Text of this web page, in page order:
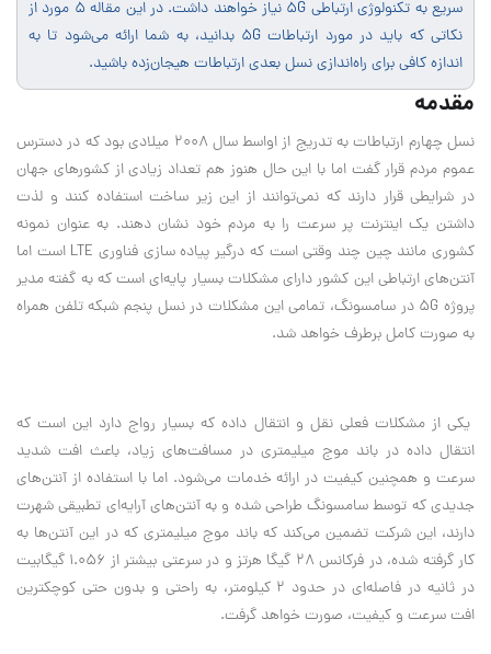
سریع به تکنولوژی ارتباطی 5G نیاز خواهند داشت. در این مقاله 5 مورد از
نکاتی که باید در مورد ارتباطات 5G بدانید، به شما ارائه می‌شود تا به
اندازه کافی برای راه‌اندازی نسل بعدی ارتباطات هیجان‌زده باشید.
مقدمه
نسل چهارم ارتباطات به تدریج از اواسط سال 2008 میلادی بود که در دسترس
عموم مردم قرار گفت اما با این حال هنوز هم تعداد زیادی از کشورهای جهان
در شرایطی قرار دارند که نمی‌توانند از این زیر ساخت استفاده کنند و لذت
داشتن یک اینترنت پر سرعت را به مردم خود نشان دهند. به عنوان نمونه
کشوری مانند چین چند وقتی است که درگیر پیاده سازی فناوری LTE است اما
آنتن‌های ارتباطی این کشور دارای مشکلات بسیار پایه‌ای است که به گفته مدیر
پروژه 5G در سامسونگ، تمامی این مشکلات در نسل پنجم شبکه تلفن همراه
به صورت کامل برطرف خواهد شد.
یکی از مشکلات فعلی نقل و انتقال داده که بسیار رواج دارد این است که
انتقال داده در باند موج میلیمتری در مسافت‌های زیاد، باعث افت شدید
سرعت و همچنین کیفیت در ارائه خدمات می‌شود. اما با استفاده از آنتن‌های
جدیدی که توسط سامسونگ طراحی شده و به آنتن‌های آرایه‌ای تطبیقی شهرت
دارند، این شرکت تضمین می‌کند که باند موج میلیمتری که در این آنتن‌ها به
کار گرفته شده، در فرکانس 28 گیگا هرتز و در سرعتی بیشتر از 1.056 گیگابیت
در ثانیه در فاصله‌ای در حدود 2 کیلومتر، به راحتی و بدون حتی کوچکترین
افت سرعت و کیفیت، صورت خواهد گرفت.